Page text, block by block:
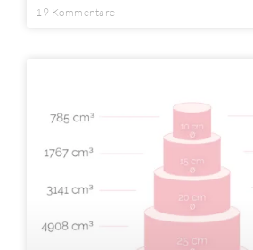
19 Kommentare